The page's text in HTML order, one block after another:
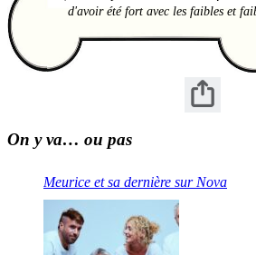
d'avoir été fort avec les faibles et
On y va… ou pas
Meurice et sa dernière sur Nova